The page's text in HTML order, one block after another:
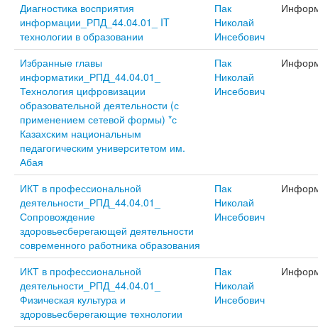
Диагностика восприятия
информации_РПД_44.04.01_ IT
технологии в образовании
Пак
Николай
Инсебович
Избранные главы
информатики_РПД_44.04.01_
Технология цифровизации
образовательной деятельности (с
применением сетевой формы) *с
Казахским национальным
педагогическим университетом им.
Абая
Пак
Николай
Инсебович
ИКТ в профессиональной
деятельности_РПД_44.04.01_
Сопровождение
здоровьесберегающей деятельности
современного работника образования
Пак
Николай
Инсебович
ИКТ в профессиональной
деятельности_РПД_44.04.01_
Физическая культура и
здоровьесберегающие технологии
Пак
Николай
Инсебович